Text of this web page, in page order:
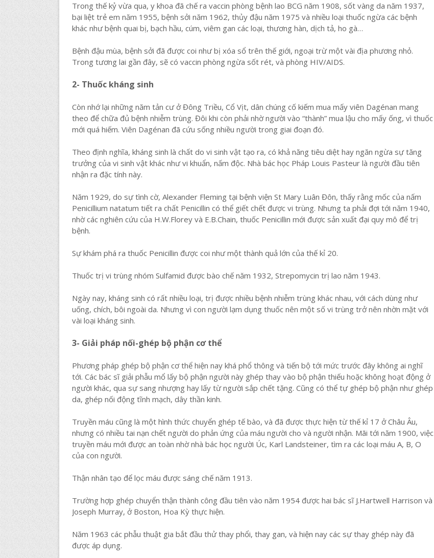
Trong thế kỷ vừa qua, y khoa đã chế ra vaccin phòng bệnh lao BCG năm 1908, sốt vàng da năm 1937,
bại liệt trẻ em năm 1955, bệnh sởi năm 1962, thủy đậu năm 1975 và nhiều loại thuốc ngừa các bệnh
khác như bệnh quai bị, bạch hầu, cúm, viêm gan các loại, thương hàn, dịch tả, ho gà…
Bệnh đậu mùa, bệnh sởi đã được coi như bị xóa sổ trên thế giới, ngoại trừ một vài địa phương nhỏ.
Trong tương lai gần đây, sẽ có vaccin phòng ngừa sốt rét, và phòng HIV/AIDS.
2- Thuốc kháng sinh
Còn nhớ lại những năm tản cư ở Đông Triều, Cổ Vịt, dân chúng cố kiếm mua mấy viên Dagénan mang
theo để chữa đủ bệnh nhiễm trùng. Đôi khi còn phải nhờ người vào “thành” mua lậu cho mấy ống, vì thuốc
mới quá hiếm. Viên Dagénan đã cứu sống nhiều người trong giai đoạn đó.
Theo định nghĩa, kháng sinh là chất do vi sinh vật tạo ra, có khả năng tiêu diệt hay ngăn ngừa sự tăng
trưởng của vi sinh vật khác như vi khuẩn, nấm độc. Nhà bác học Pháp Louis Pasteur là người đầu tiên
nhận ra đặc tính này.
Năm 1929, do sự tình cờ, Alexander Fleming tại bệnh viện St Mary Luân Đôn, thấy rằng mốc của nấm
Penicillium natatum tiết ra chất Penicillin có thể giết chết được vi trùng. Nhưng ta phải đợi tới năm 1940,
nhờ các nghiên cứu của H.W.Florey và E.B.Chain, thuốc Penicillin mới được sản xuất đại quy mô để trị
bệnh.
Sự khám phá ra thuốc Penicillin được coi như một thành quả lớn của thế kỉ 20.
Thuốc trị vi trùng nhóm Sulfamid được bào chế năm 1932, Strepomycin trị lao năm 1943.
Ngày nay, kháng sinh có rất nhiều loại, trị được nhiều bệnh nhiễm trùng khác nhau, với cách dùng như
uống, chích, bôi ngoài da. Nhưng vì con người lạm dụng thuốc nên một số vi trùng trở nên nhờn mặt với
vài loại kháng sinh.
3- Giải pháp nối-ghép bộ phận cơ thể
Phương pháp ghép bộ phận cơ thể hiện nay khá phổ thông và tiến bộ tới mức trước đây không ai nghĩ
tới. Các bác sĩ giải phẫu mổ lấy bộ phận người này ghép thay vào bộ phận thiếu hoặc không hoạt động ở
người khác, qua sự sang nhượng hay lấy từ người sắp chết tặng. Cũng có thể tự ghép bộ phận như ghép
da, ghép nối động tĩnh mạch, dây thần kinh.
Truyền máu cũng là một hình thức chuyển ghép tế bào, và đã được thực hiện từ thế kỉ 17 ở Châu Âu,
nhưng có nhiều tai nạn chết người do phản ứng của máu người cho và người nhận. Mãi tới năm 1900, việc
truyền máu mới được an toàn nhờ nhà bác học người Úc, Karl Landsteiner, tìm ra các loại máu A, B, O
của con người.
Thận nhân tạo để lọc máu được sáng chế năm 1913.
Trường hợp ghép chuyển thận thành công đầu tiên vào năm 1954 được hai bác sĩ J.Hartwell Harrison và
Joseph Murray, ở Boston, Hoa Kỳ thực hiện.
Năm 1963 các phẫu thuật gia bắt đầu thử thay phổi, thay gan, và hiện nay các sự thay ghép này đã
được áp dụng.